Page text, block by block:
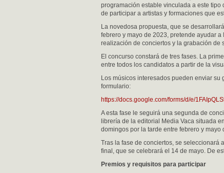
programación estable vinculada a este
de participar a artistas y formaciones que
La novedosa propuesta, que se
febrero y mayo de 2023, pretende ayudar
realización de conciertos y la grabación de
El concurso constará de tres fases. La
entre todos los candidatos a partir de la
Los músicos interesados pueden enviar
formulario:
https://docs.google.com/forms/d/e/
A esta fase le seguirá una segunda de
librería de la editorial Media Vaca situada
domingos por la tarde entre febrero y mayo
Tras la fase de conciertos, se seleccionará
final, que se celebrará el 14 de mayo. De
Premios y requisitos para participar